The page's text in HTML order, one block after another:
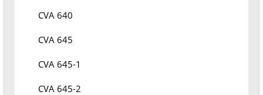
CVA 640
CVA 645
CVA 645-1
CVA 645-2